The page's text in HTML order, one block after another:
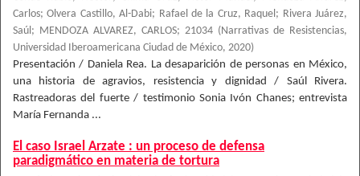
Carlos; Olvera Castillo, Al-Dabi; Rafael de la Cruz, Raquel; Rivera Juárez,
Saúl; MENDOZA ALVAREZ, CARLOS; 21034 ( Narrativas de Resistencias,
Universidad Iberoamericana Ciudad de México, 2020)
Presentación / Daniela Rea. La desaparición de personas en México,
una historia de agravios, resistencia y dignidad / Saúl Rivera.
Rastreadoras del fuerte / testimonio Sonia Ivón Chanes; entrevista
María Fernanda ...
El caso Israel Arzate : un proceso de defensa
paradigmático en materia de tortura